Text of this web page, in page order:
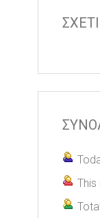
This
Total